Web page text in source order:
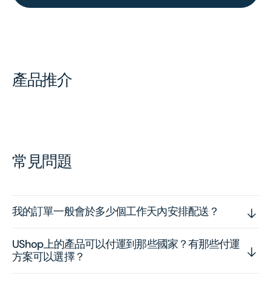
產品推介
常見問題
我的訂單一般會於多少個工作天內安排配送？
UShop上的產品可以付運到那些國家？有那些付運
方案可以選擇？